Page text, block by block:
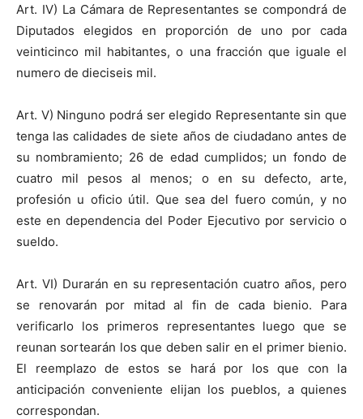
Art. IV) La Cámara de Representantes se compondrá de
Diputados elegidos en proporción de uno por cada
veinticinco mil habitantes, o una fracción que iguale el
numero de dieciseis mil.
Art. V) Ninguno podrá ser elegido Representante sin que
tenga las calidades de siete años de ciudadano antes de
su nombramiento; 26 de edad cumplidos; un fondo de
cuatro mil pesos al menos; o en su defecto, arte,
profesión u oficio útil. Que sea del fuero común, y no
este en dependencia del Poder Ejecutivo por servicio o
sueldo.
Art. VI) Durarán en su representación cuatro años, pero
se renovarán por mitad al fin de cada bienio. Para
verificarlo los primeros representantes luego que se
reunan sortearán los que deben salir en el primer bienio.
El reemplazo de estos se hará por los que con la
anticipación conveniente elijan los pueblos, a quienes
correspondan.